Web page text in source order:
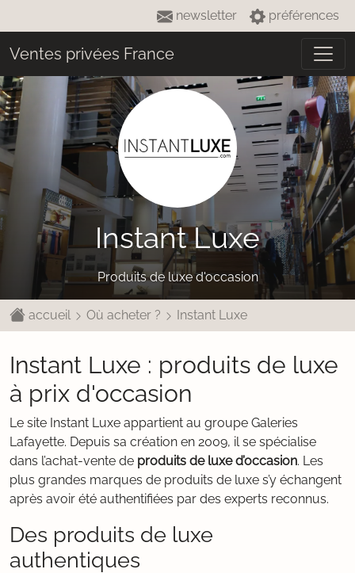
newsletter préférences
Ventes privées France
Instant Luxe
Produits de luxe d'occasion
accueil Où acheter ? Instant Luxe
Instant Luxe : produits de luxe
à prix d'occasion
Le site Instant Luxe appartient au groupe Galeries
Lafayette. Depuis sa création en 2009, il se spécialise
dans l’achat-vente de produits de luxe d’occasion. Les
plus grandes marques de produits de luxe s’y échangent
après avoir été authentifiées par des experts reconnus.
Des produits de luxe
authentiques